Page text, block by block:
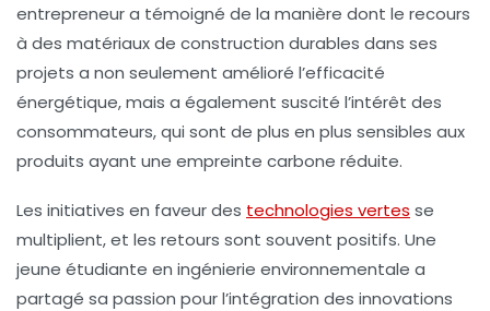
entrepreneur a témoigné de la manière dont le recours
à des matériaux de construction durables dans ses
projets a non seulement amélioré l’efficacité
énergétique, mais a également suscité l’intérêt des
consommateurs, qui sont de plus en plus sensibles aux
produits ayant une empreinte carbone réduite.
Les initiatives en faveur des technologies vertes se
multiplient, et les retours sont souvent positifs. Une
jeune étudiante en ingénierie environnementale a
partagé sa passion pour l’intégration des innovations